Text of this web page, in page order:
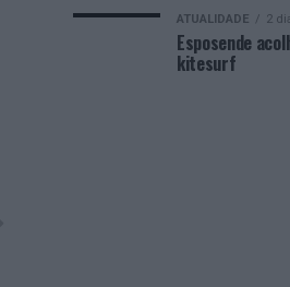
ATUALIDADE 2
Esposende
kitesurf